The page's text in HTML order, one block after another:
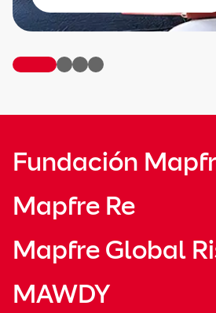
Fundación
Mapfre Re
Mapfre Global
MAWDY